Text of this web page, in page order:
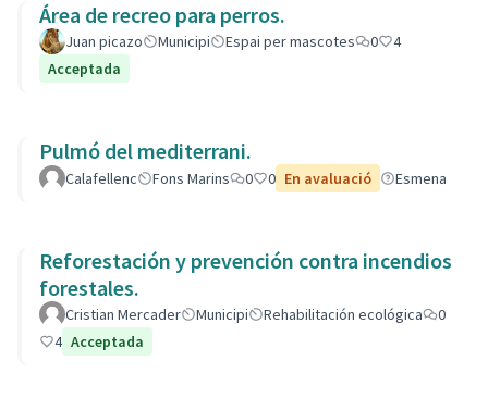
Área de recreo para perros.
Juan picazo Municipi Espai per mascotes 0
4
Acceptada
Pulmó del mediterrani.
Calafellenc Fons Marins 0 0 En avaluació Esmena
Reforestación y prevención contra incendios
forestales.
Cristian Mercader Municipi Rehabilitación ecológica
0
4 Acceptada